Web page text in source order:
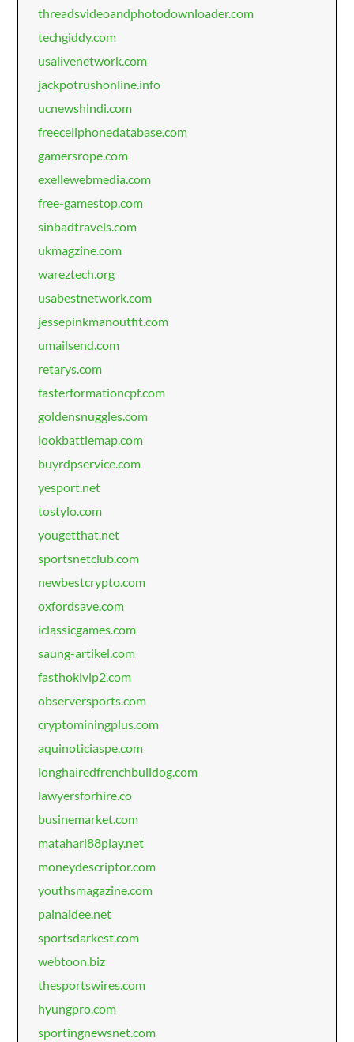
threadsvideoandphotodownloader.com
techgiddy.com
usalivenetwork.com
jackpotrushonline.info
ucnewshindi.com
freecellphonedatabase.com
gamersrope.com
exellewebmedia.com
free-gamestop.com
sinbadtravels.com
ukmagzine.com
wareztech.org
usabestnetwork.com
jessepinkmanoutfit.com
umailsend.com
retarys.com
fasterformationcpf.com
goldensnuggles.com
lookbattlemap.com
buyrdpservice.com
yesport.net
tostylo.com
yougetthat.net
sportsnetclub.com
newbestcrypto.com
oxfordsave.com
iclassicgames.com
saung-artikel.com
fasthokivip2.com
observersports.com
cryptominingplus.com
aquinoticiaspe.com
longhairedfrenchbulldog.com
lawyersforhire.co
businemarket.com
matahari88play.net
moneydescriptor.com
youthsmagazine.com
painaidee.net
sportsdarkest.com
webtoon.biz
thesportswires.com
hyungpro.com
sportingnewsnet.com